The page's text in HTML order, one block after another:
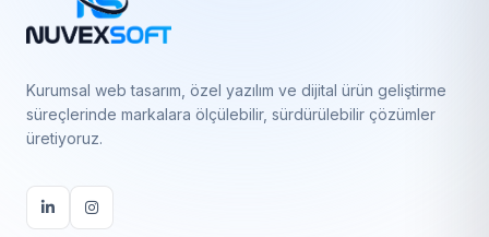
Kurumsal web tasarım, özel yazılım ve dijital ürün geliştirme
süreçlerinde markalara ölçülebilir, sürdürülebilir çözümler
üretiyoruz.